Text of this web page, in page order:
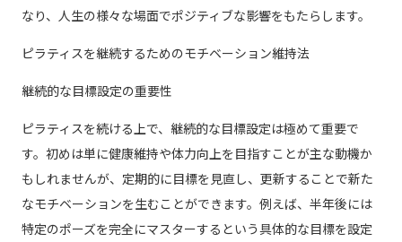
なり、人生の様々な場面でポジティブな影響をもたらします。
ピラティスを継続するためのモチベーション維持法
継続的な目標設定の重要性
ピラティスを続ける上で、継続的な目標設定は極めて重要で
す。初めは単に健康維持や体力向上を目指すことが主な動機か
もしれませんが、定期的に目標を見直し、更新することで新た
なモチベーションを生むことができます。例えば、半年後には
特定のポーズを完全にマスターするという具体的な目標を設定